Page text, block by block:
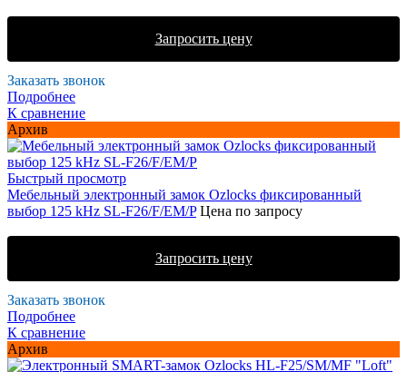
Запросить цену
Заказать звонок
Подробнее
К сравнение
Архив
Быстрый просмотр
Мебельный электронный замок Ozlocks фиксированный
выбор 125 kHz SL-F26/F/EM/P Цена по запросу
Запросить цену
Заказать звонок
Подробнее
К сравнение
Архив